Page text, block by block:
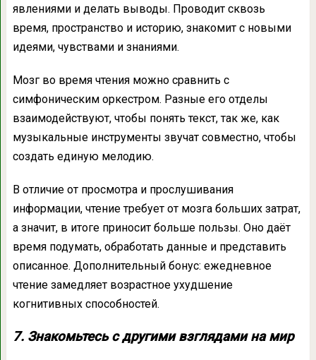
явлениями и делать выводы. Проводит сквозь
время, пространство и историю, знакомит с новыми
идеями, чувствами и знаниями.
Мозг во время чтения можно сравнить с
симфоническим оркестром. Разные его отделы
взаимодействуют, чтобы понять текст, так же, как
музыкальные инструменты звучат совместно, чтобы
создать единую мелодию.
В отличие от просмотра и прослушивания
информации, чтение требует от мозга больших затрат,
а значит, в итоге приносит больше пользы. Оно даёт
время подумать, обработать данные и представить
описанное. Дополнительный бонус: ежедневное
чтение замедляет возрастное ухудшение
когнитивных способностей.
7. Знакомьтесь с другими взглядами на мир